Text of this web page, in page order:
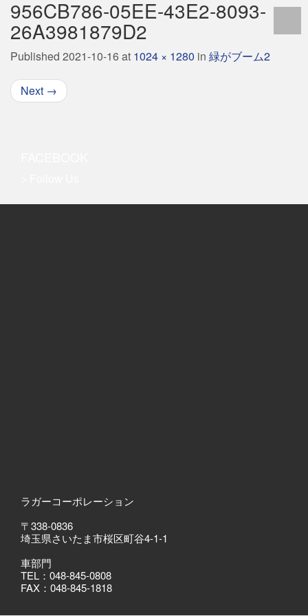
956CB786-05EE-43E2-8093-
26A3981879D2
Published 2021-10-16at 1024 × 1280 in 緑がブーム2
Next →
ラガーコーポレーション
〒338-0836
埼玉県さいたま市桜区町谷4-1-1
車部門
TEL：048-845-0808
FAX：048-845-1818